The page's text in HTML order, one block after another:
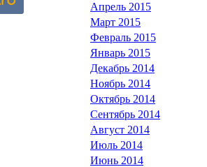
Апрель 2015
Март 2015
Февраль 2015
Январь 2015
Декабрь 2014
Ноябрь 2014
Октябрь 2014
Сентябрь 2014
Август 2014
Июль 2014
Июнь 2014